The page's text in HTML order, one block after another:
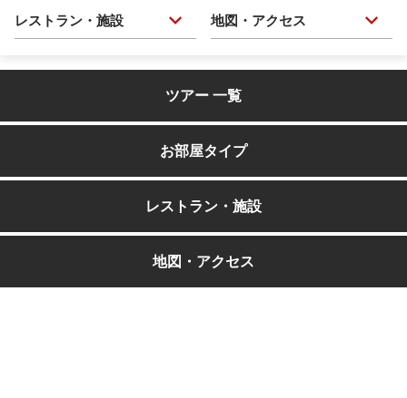
レストラン・施設 地図・アクセス
ツアー 一覧
お部屋タイプ
レストラン・施設
地図・アクセス